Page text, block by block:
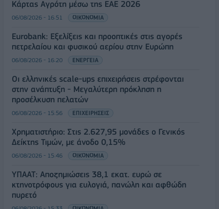
Κάρτας Αγρότη μέσω της ΕΑΕ 2026
06/08/2026 - 16:51 ΟΙΚΟΝΟΜΙΑ
Eurobank: Εξελίξεις και προοπτικές στις αγορές
πετρελαίου και φυσικού αερίου στην Ευρώπη
06/08/2026 - 16:20 ΕΝΕΡΓΕΙΑ
Οι ελληνικές scale-ups επιχειρήσεις στρέφονται
στην ανάπτυξη - Μεγαλύτερη πρόκληση η
προσέλκυση πελατών
06/08/2026 - 15:56 ΕΠΙΧΕΙΡΗΣΕΙΣ
Χρηματιστήριο: Στις 2.627,95 μονάδες ο Γενικός
Δείκτης Τιμών, με άνοδο 0,15%
06/08/2026 - 15:46 ΟΙΚΟΝΟΜΙΑ
ΥΠΑΑΤ: Αποζημιώσεις 38,1 εκατ. ευρώ σε
κτηνοτρόφους για ευλογιά, πανώλη και αφθώδη
πυρετό